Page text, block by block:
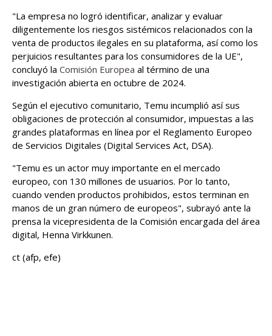
"La empresa no logró identificar, analizar y evaluar
diligentemente los riesgos sistémicos relacionados con la
venta de productos ilegales en su plataforma, así como los
perjuicios resultantes para los consumidores de la UE",
concluyó la Comisión Europea al término de una
investigación abierta en octubre de 2024.
Según el ejecutivo comunitario, Temu incumplió así sus
obligaciones de protección al consumidor, impuestas a las
grandes plataformas en línea por el Reglamento Europeo
de Servicios Digitales (Digital Services Act, DSA).
"Temu es un actor muy importante en el mercado
europeo, con 130 millones de usuarios. Por lo tanto,
cuando venden productos prohibidos, estos terminan en
manos de un gran número de europeos", subrayó ante la
prensa la vicepresidenta de la Comisión encargada del área
digital, Henna Virkkunen.
ct (afp, efe)